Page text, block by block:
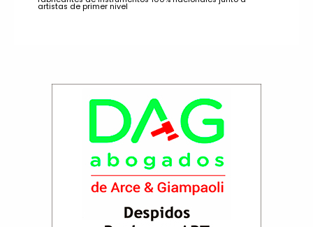
artistas de primer nivel